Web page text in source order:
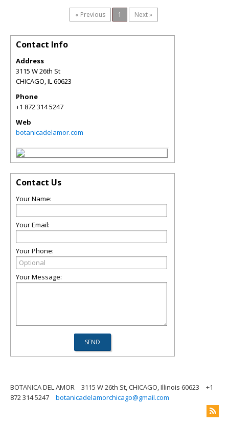
« Previous 1 Next »
Contact Info
Address
3115 W 26th St
CHICAGO,IL60623
Phone
+1 872 314 5247
Web
botanicadelamor.com
Contact Us
Your Name:
Your Email:
Your Phone:
Your Message:
BOTANICA DEL AMOR 3115 W 26th St, CHICAGO, Illinois 60623
+1
872 314 5247
botanicadelamorchicago@gmail.com